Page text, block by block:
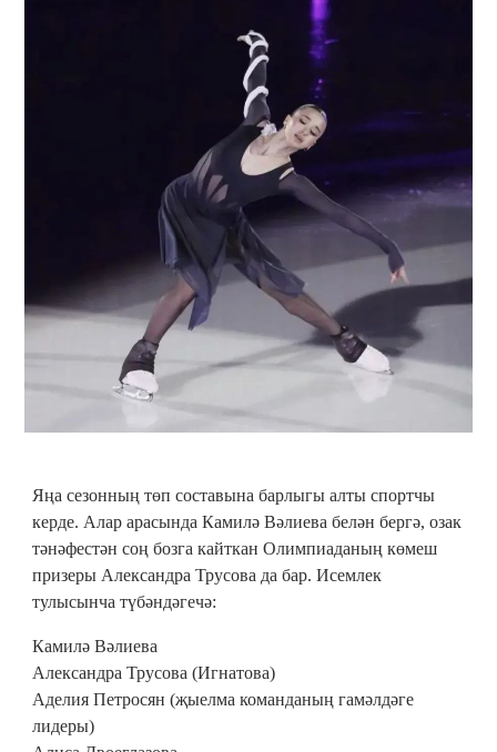
Яңа сезонның төп составына барлыгы алты спортчы
керде. Алар арасында Камилә Вәлиева белән бергә, озак
тәнәфестән соң бозга кайткан Олимпиаданың көмеш
призеры Александра Трусова да бар. Исемлек
тулысынча түбәндәгечә:
Камилә Вәлиева
Александра Трусова (Игнатова)
Аделия Петросян (җыелма команданың гамәлдәге
лидеры)